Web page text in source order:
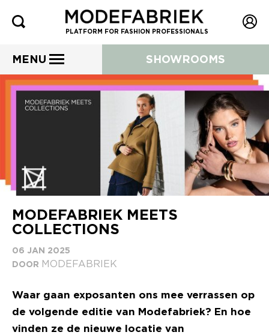
PLATFORM FOR FASHION PROFESSIONALS
MENU SHOWROOMS
MODEFABRIEK MEETS
COLLECTIONS
06 JAN 2025
DOOR MODEFABRIEK
Waar gaan exposanten ons mee verrassen op
de volgende editie van Modefabriek? En hoe
vinden ze de nieuwe locatie van